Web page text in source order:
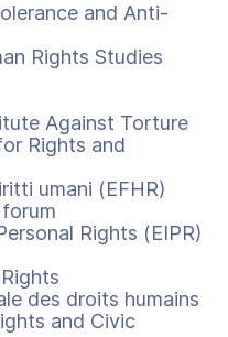
and Anti-
Rights Studies
Against Torture
Rights and
umani (EFHR)
Rights (EIPR)
des droits humains
and Civic